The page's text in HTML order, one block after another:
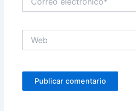
electrónico*